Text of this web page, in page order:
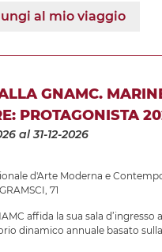
al mio viaggio
GNAMC.
PROTAGONISTA
al 31-12-2026
d'Arte Moderna e
71
affida la sua sala d’ingresso
dinamico annuale basato